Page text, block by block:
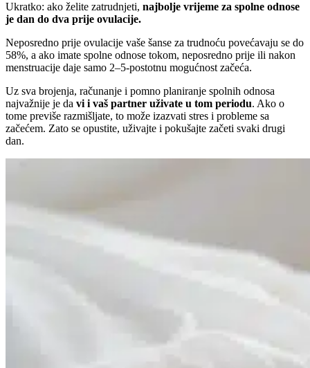
Ukratko: ako želite zatrudnjeti, najbolje vrijeme za spolne odnose
je dan do dva prije ovulacije.
Neposredno prije ovulacije vaše šanse za trudnoću povećavaju se do
58%, a ako imate spolne odnose tokom, neposredno prije ili nakon
menstruacije daje samo 2–5-postotnu mogućnost začeća.
Uz sva brojenja, računanje i pomno planiranje spolnih odnosa
najvažnije je da vi i vaš partner uživate u tom periodu. Ako o
tome previše razmišljate, to može izazvati stres i probleme sa
začećem. Zato se opustite, uživajte i pokušajte začeti svaki drugi
dan.